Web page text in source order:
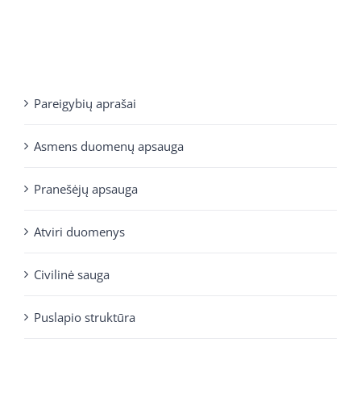
Pareigybių aprašai
Asmens duomenų apsauga
Pranešėjų apsauga
Atviri duomenys
Civilinė sauga
Puslapio struktūra